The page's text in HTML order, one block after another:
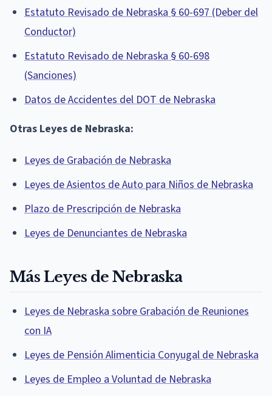
Estatuto Revisado de Nebraska § 60-697 (Deber del
Conductor)
Estatuto Revisado de Nebraska § 60-698
(Sanciones)
Datos de Accidentes del DOT de Nebraska
Otras Leyes de Nebraska:
Leyes de Grabación de Nebraska
Leyes de Asientos de Auto para Niños de Nebraska
Plazo de Prescripción de Nebraska
Leyes de Denunciantes de Nebraska
Más Leyes de Nebraska
Leyes de Nebraska sobre Grabación de Reuniones
con IA
Leyes de Pensión Alimenticia Conyugal de Nebraska
Leyes de Empleo a Voluntad de Nebraska